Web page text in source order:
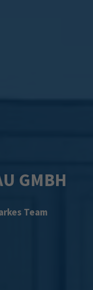
GMBH
Team